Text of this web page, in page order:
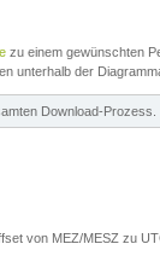
zu einem gewünschten
unterhalb der
Download-Prozess.
von MEZ/MESZ zu